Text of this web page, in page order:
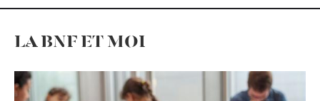
LA BNF ET MOI